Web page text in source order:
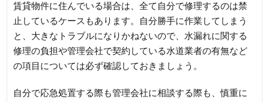
賃貸物件に住んでいる場合は、全て自分で修理するのは禁
止しているケースもあります。自分勝手に作業してしまう
と、大きなトラブルになりかねないので、水漏れに関する
修理の負担や管理会社で契約している水道業者の有無など
の項目については必ず確認しておきましょう。
自分で応急処置する際も管理会社に相談する際も、慎重に